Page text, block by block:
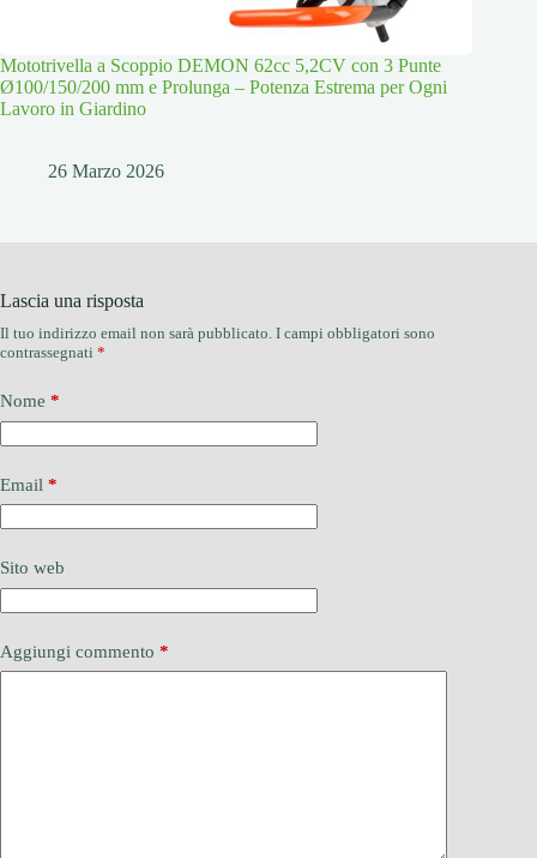
Mototrivella a Scoppio DEMON 62cc 5,2CV con 3 Punte
Ø100/150/200 mm e Prolunga – Potenza Estrema per Ogni
Lavoro in Giardino
26 Marzo 2026
Lascia una risposta
Il tuo indirizzo email non sarà pubblicato. I campi obbligatori sono
contrassegnati *
Nome *
Email *
Sito web
Aggiungi commento *